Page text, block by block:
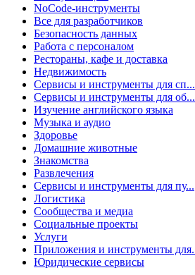
NoCode-инструменты
Все для разработчиков
Безопасность данных
Работа с персоналом
Рестораны, кафе и доставка
Недвижимость
Сервисы и инструменты для сп...
Сервисы и инструменты для об...
Изучение английского языка
Музыка и аудио
Здоровье
Домашние животные
Знакомства
Развлечения
Сервисы и инструменты для пу...
Логистика
Сообщества и медиа
Социальные проекты
Услуги
Приложения и инструменты
Юридические сервисы